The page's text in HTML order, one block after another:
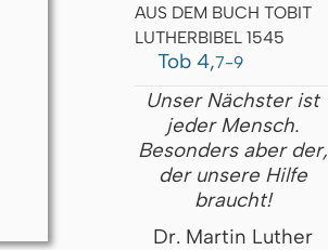
AUS DEM BUCH TOBIT
LUTHERBIBEL 1545
Tob 4,7-9
Unser Nächster ist
jeder Mensch.
Besonders aber der,
der unsere Hilfe
braucht!
Dr. Martin Luther